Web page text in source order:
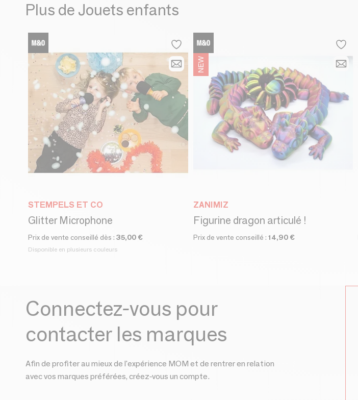
Plus de Jouets enfants
STEMPELS ET CO
Glitter Microphone
Prix de vente conseillé dès : 35,00 €
Disponible en plusieurs couleurs
ZANIMIZ
Figurine dragon articulé !
Prix de vente conseillé : 14,90 €
Connectez-vous pour
contacter les marques
Afin de profiter au mieux de l'expérience MOM et de rentrer en relation
avec vos marques préférées, créez-vous un compte.